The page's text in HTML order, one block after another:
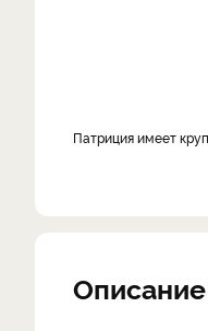
Патриция имеет